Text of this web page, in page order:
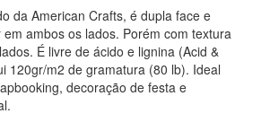
da American Crafts, é dupla face e
ambos os lados. Porém com textura
É livre de ácido e lignina (Acid &
120gr/m2 de gramatura (80 lb). Ideal
decoração de festa e